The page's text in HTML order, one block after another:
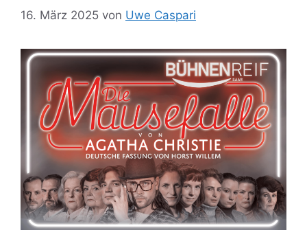
16. März 2025 von Uwe Caspari